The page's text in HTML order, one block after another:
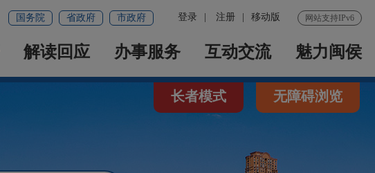
网站支持IPv6
登录 注册 移动版
国务院 省政府 市政府
解读回应 办事服务 互动交流 魅力闽侯
长者模式 无障碍浏览